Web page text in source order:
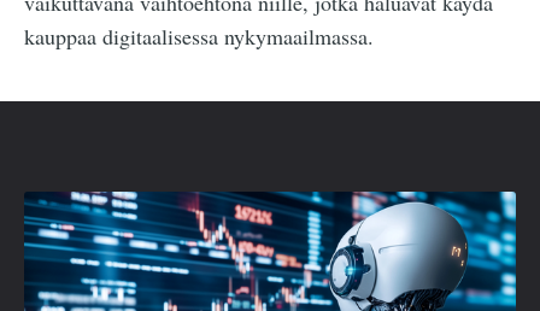
kauppaa digitaalisessa nykymaailmassa.